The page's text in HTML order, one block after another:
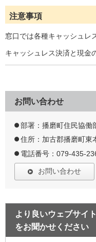
注意事項
窓口では各種キャッシュレ
キャッシュレス決済と現金
お問い合わせ
部署：播磨町住民協働
住所：加古郡播磨町東
電話番号：079-435-
お問い合わせ
より良いウェブサイ
をお聞かせください